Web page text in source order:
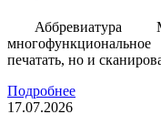
печатать, но и
Подробнее
17.07.2026